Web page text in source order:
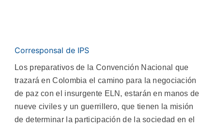
Corresponsal de IPS
Los preparativos de la Convención Nacional que
trazará en Colombia el camino para la negociación
de paz con el insurgente ELN, estarán en manos de
nueve civiles y un guerrillero, que tienen la misión
de determinar la participación de la sociedad en el